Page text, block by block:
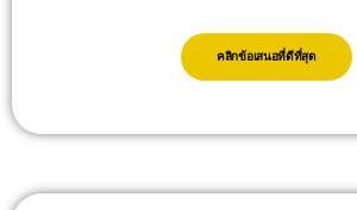
คลิกข้อเสนอที่ดีที่สุด